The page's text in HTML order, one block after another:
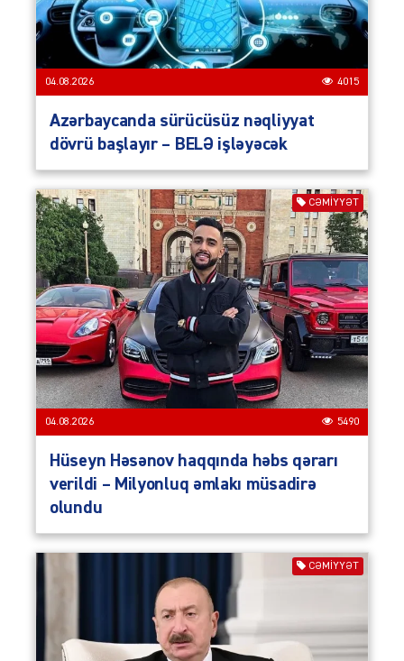
04.08.2026 4015
Azərbaycanda sürücüsüz nəqliyyat
dövrü başlayır – BELƏ işləyəcək
CƏMIYYƏT
04.08.2026 5490
Hüseyn Həsənov haqqında həbs qərarı
verildi – Milyonluq əmlakı müsadirə
olundu
CƏMIYYƏT